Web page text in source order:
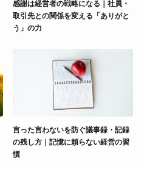
感謝は経営者の戦略になる｜社員・
取引先との関係を変える「ありがと
う」の力
言った言わないを防ぐ議事録・記録
の残し方｜記憶に頼らない経営の習
慣